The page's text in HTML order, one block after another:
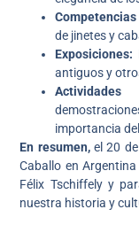
de jinetes y
Exposiciones:
antiguos y
Actividades
importancia
En resumen,el 20 de
Caballo en
Félix Tschiffely y
nuestra historia y